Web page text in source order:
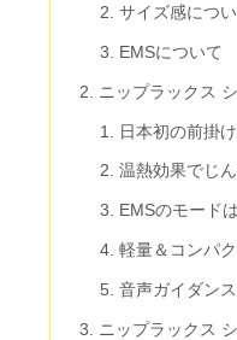
サイズ感につ
EMSについて
ニップラックス
日本初の前掛
温熱効果でじ
EMSのモード
軽量＆コンパ
音声ガイダン
ニップラックス